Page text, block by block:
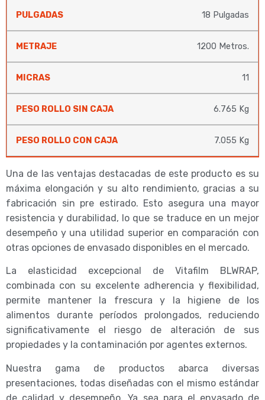
18 Pulgadas
1200 Metros.
11
6.765 Kg
7.055 Kg
Una de las ventajas destacadas de este producto es su
máxima elongación y su alto rendimiento, gracias a su
fabricación sin pre estirado. Esto asegura una mayor
resistencia y durabilidad, lo que se traduce en un mejor
desempeño y una utilidad superior en comparación con
otras opciones de envasado disponibles en el mercado.
La elasticidad excepcional de Vitafilm BLWRAP,
combinada con su excelente adherencia y flexibilidad,
permite mantener la frescura y la higiene de los
alimentos durante períodos prolongados, reduciendo
significativamente el riesgo de alteración de sus
propiedades y la contaminación por agentes externos.
Nuestra gama de productos abarca diversas
presentaciones, todas diseñadas con el mismo estándar
de calidad y desempeño. Ya sea para el envasado de